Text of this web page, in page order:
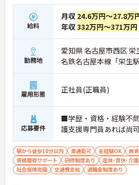
給料
月収 24.6万円～27.8万
年収332万円～371万円
勤務地
愛知県 名古屋市西区
名鉄名古屋本線「栄生
雇用形態 正社員(正職員)
応募要件
■学歴・資格・経験不
護支援専門員あれば尚可
駅から徒歩10分以内 車通勤可 未経験OK 無
資格取得サポート
研修制度あり
産休･育休･介
社会保険完備
交通費支給 退職金制度あり